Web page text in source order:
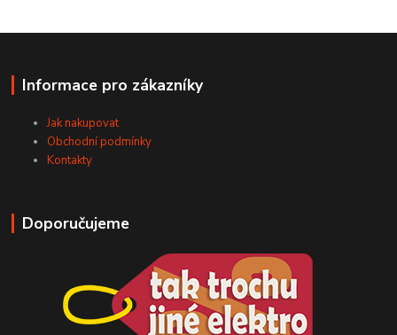
Informace pro zákazníky
Jak nakupovat
Obchodní podmínky
Kontakty
Doporučujeme